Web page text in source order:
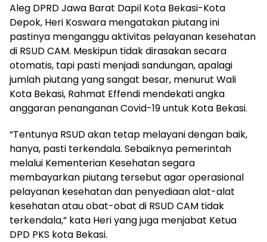
Aleg DPRD Jawa Barat Dapil Kota Bekasi-Kota
Depok, Heri Koswara mengatakan piutang ini
pastinya menganggu aktivitas pelayanan kesehatan
di RSUD CAM. Meskipun tidak dirasakan secara
otomatis, tapi pasti menjadi sandungan, apalagi
jumlah piutang yang sangat besar, menurut Wali
Kota Bekasi, Rahmat Effendi mendekati angka
anggaran penanganan Covid-19 untuk Kota Bekasi.
“Tentunya RSUD akan tetap melayani dengan baik,
hanya, pasti terkendala. Sebaiknya pemerintah
melalui Kementerian Kesehatan segara
membayarkan piutang tersebut agar operasional
pelayanan kesehatan dan penyediaan alat-alat
kesehatan atau obat-obat di RSUD CAM tidak
terkendala,” kata Heri yang juga menjabat Ketua
DPD PKS kota Bekasi.